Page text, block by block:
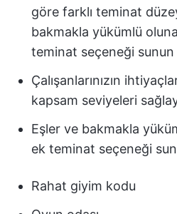
göre farklı teminat
bakmakla yükümlü
teminat seçeneği sunun
Çalışanlarınızın
kapsam seviyeleri
Eşler ve bakmakla
ek teminat seçeneği
Rahat giyim kodu